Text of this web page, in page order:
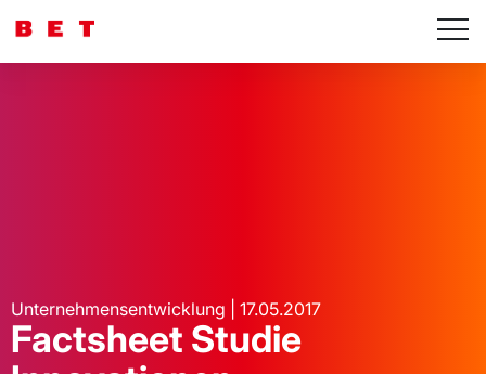
Unternehmensentwicklung | 17.05.2017
Factsheet Studie